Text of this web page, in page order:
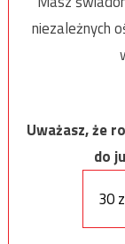
niezależnych
Uważasz, że
do
30